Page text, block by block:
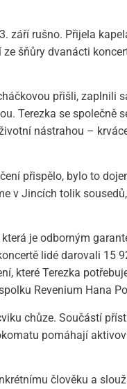
září rušno. Přijela
šňůry dvanácti
přišli,
Terezka se
nástrahou –
přispělo, bylo to
v Jincích tolik
je odborným
lidé darovali 15
které Terezka
Revenium Hana
chůze. Součástí
pomáhají
člověku a